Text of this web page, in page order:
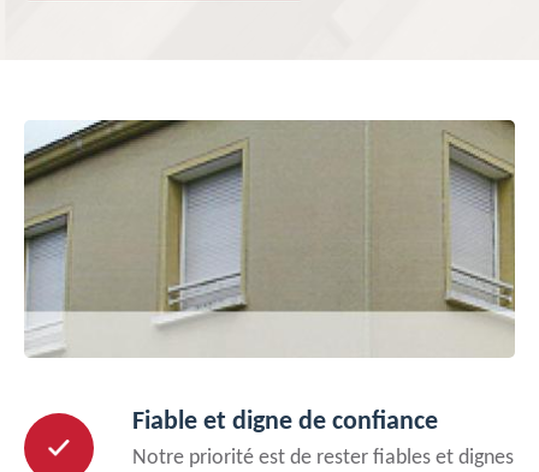
Fiable et digne de confiance
Notre priorité est de rester fiables et dignes